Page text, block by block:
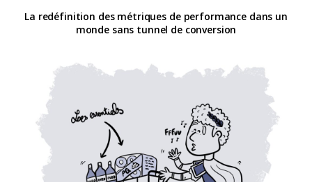
La redéfinition des métriques de performance dans un
monde sans tunnel de conversion